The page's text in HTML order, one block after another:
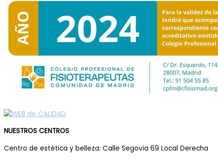
NUESTROS CENTROS
Centro de estética y belleza: Calle Segovia 69 Local Derecha